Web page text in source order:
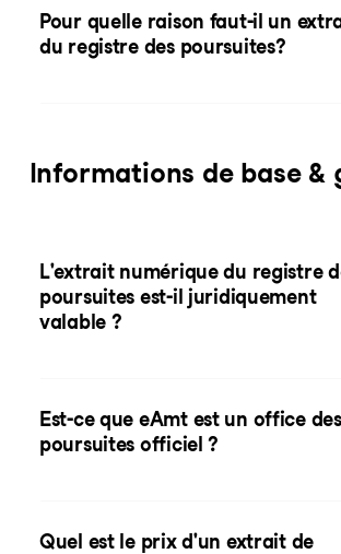
Pour quelle raison faut-il un
du registre des poursuites?
Informations de base &
L'extrait numérique du registre
poursuites est-il juridiquement
valable ?
Est-ce que eAmt est un office des
poursuites officiel ?
Quel est le prix d'un extrait de